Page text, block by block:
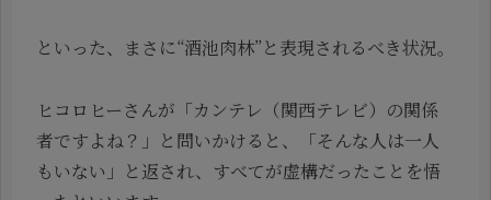
といった、まさに“酒池肉林”と表現されるべき状況。
ヒコロヒーさんが「カンテレ（関西テレビ）の関係
者ですよね？」と問いかけると、「そんな人は一人
もいない」と返され、すべてが虚構だったことを悟